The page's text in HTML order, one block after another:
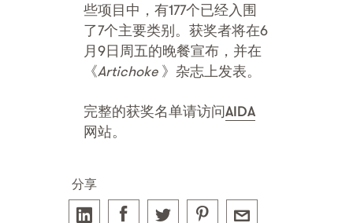
些项目中，有177个已经入围
了7个主要类别。获奖者将在6
月9日周五的晚餐宣布，并在
《Artichoke 》杂志上发表。
完整的获奖名单请访问AIDA
网站。
分享